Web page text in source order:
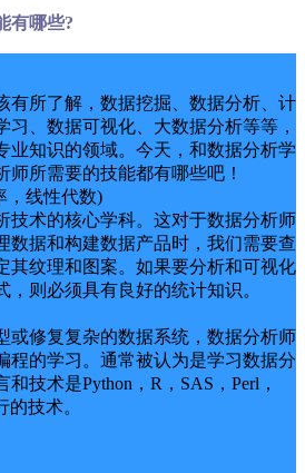
有哪些?
有所了解，数据挖掘、数据分析、计
习、数据可视化、大数据分析等等，
业知识的领域。今天，和数据分析学
师所需要的技能都有哪些吧！
，线性代数)
技术的核心学科。这对于数据分析师
数据和构建数据产品时，我们需要查
其纹理和图案。如果要分析和可视化
则必须具有良好的统计知识。
或修复复杂的数据系统，数据分析师
程的学习。通常被认为是学习数据分
技术是Python，R，SAS，Perl，
技术。